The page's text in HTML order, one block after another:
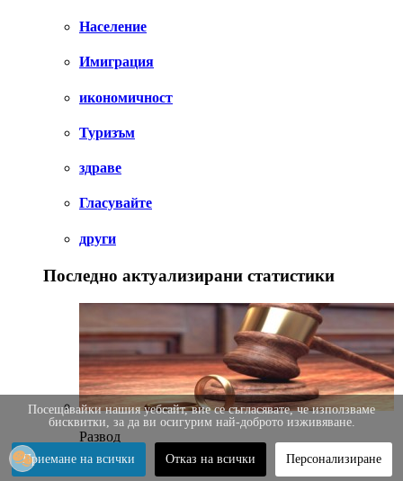
Население
Имиграция
икономичност
Туризъм
здраве
Гласувайте
други
Последно актуализирани статистики
Развод
други
Посещавайки нашия уебсайт, вие се съгласявате, че използваме
бисквитки, за да ви осигурим най-доброто изживяване.
Приемане на всички Отказ на всички Персонализиране